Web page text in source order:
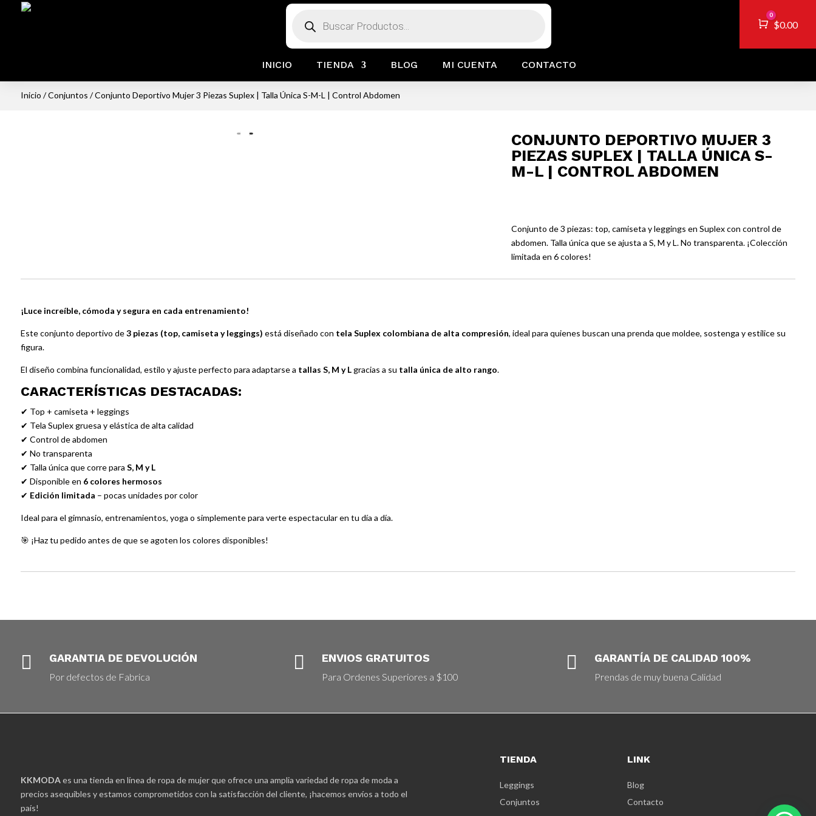
productos
Carro
0
$0.00
INICIO TIENDA BLOG MI CUENTA CONTACTO
Inicio /Conjuntos / Conjunto Deportivo Mujer 3 Piezas Suplex | Talla Única S-M-L | Control Abdomen
CONJUNTO DEPORTIVO MUJER 3
PIEZAS SUPLEX | TALLA ÚNICA S-
M-L | CONTROL ABDOMEN
Conjunto de 3 piezas: top, camiseta y leggings en Suplex con control de
abdomen. Talla única que se ajusta a S, M y L. No transparenta. ¡Colección
limitada en 6 colores!
¡Luce increíble, cómoda y segura en cada entrenamiento!
Este conjunto deportivo de3 piezas (top, camiseta y leggings) está diseñado con tela Suplex colombiana de alta compresión, ideal para quienes buscan una prenda que moldee, sostenga y estilice su
figura.
El diseño combina funcionalidad, estilo y ajuste perfecto para adaptarse a tallas S, M y Lgracias a su talla única de alto rango.
CARACTERÍSTICAS DESTACADAS:
✔ Top + camiseta + leggings
✔ Tela Suplex gruesa y elástica de alta calidad
✔ Control de abdomen
✔ No transparenta
✔ Talla única que corre para S, M y L
✔ Disponible en 6 colores hermosos
✔ Edición limitada – pocas unidades por color
Ideal para el gimnasio, entrenamientos, yoga o simplemente para verte espectacular en tu día a día.
🎯 ¡Haz tu pedido antes de que se agoten los colores disponibles!
 GARANTIA DE DEVOLUCIÓN
Por defectos de Fabrica
 ENVIOS GRATUITOS
Para Ordenes Superiores a $100
 GARANTÍA DE CALIDAD 100%
Prendas de muy buena Calidad
KKMODAes una tienda en línea de ropa de mujer que ofrece una amplia variedad de ropa de moda a
precios asequibles y estamos comprometidos con la satisfacción del cliente, ¡hacemos envíos a todo el
país!
TIENDA
Leggings
Conjuntos
LINK
Blog
Contacto